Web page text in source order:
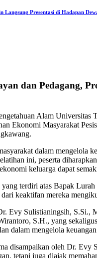
Langsung Presentasi di Hadapan
dan Pedagang,
Alam
Ekonomi Masyarakat
dalam mengelola
ini, peserta
keluarga dapat
terdiri atas Bapak
keaktifan mereka
Evy Sulistianingsih,
S.H., yang
dalam mengelola
disampaikan oleh Dr.
tetapi juga diajak